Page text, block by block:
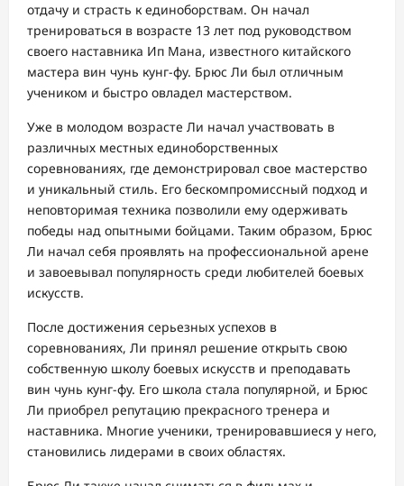
отдачу и страсть к единоборствам. Он начал
тренироваться в возрасте 13 лет под руководством
своего наставника Ип Мана, известного китайского
мастера вин чунь кунг-фу. Брюс Ли был отличным
учеником и быстро овладел мастерством.
Уже в молодом возрасте Ли начал участвовать в
различных местных единоборственных
соревнованиях, где демонстрировал свое мастерство
и уникальный стиль. Его бескомпромиссный подход и
неповторимая техника позволили ему одерживать
победы над опытными бойцами. Таким образом, Брюс
Ли начал себя проявлять на профессиональной арене
и завоевывал популярность среди любителей боевых
искусств.
После достижения серьезных успехов в
соревнованиях, Ли принял решение открыть свою
собственную школу боевых искусств и преподавать
вин чунь кунг-фу. Его школа стала популярной, и Брюс
Ли приобрел репутацию прекрасного тренера и
наставника. Многие ученики, тренировавшиеся у него,
становились лидерами в своих областях.